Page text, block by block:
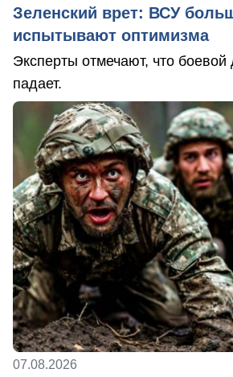
Зеленский врет: ВСУ
испытывают оптимизма
Эксперты отмечают, что боевой
падает.
07.08.2026